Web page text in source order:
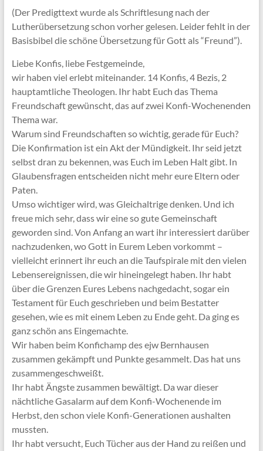
(Der Predigttext wurde als Schriftlesung nach der
Lutherübersetzung schon vorher gelesen. Leider fehlt in der
Basisbibel die schöne Übersetzung für Gott als “Freund”).
Liebe Konfis, liebe Festgemeinde,
wir haben viel erlebt miteinander. 14 Konfis, 4 Bezis, 2
hauptamtliche Theologen. Ihr habt Euch das Thema
Freundschaft gewünscht, das auf zwei Konfi-Wochenenden
Thema war.
Warum sind Freundschaften so wichtig, gerade für Euch?
Die Konfirmation ist ein Akt der Mündigkeit. Ihr seid jetzt
selbst dran zu bekennen, was Euch im Leben Halt gibt. In
Glaubensfragen entscheiden nicht mehr eure Eltern oder
Paten.
Umso wichtiger wird, was Gleichaltrige denken. Und ich
freue mich sehr, dass wir eine so gute Gemeinschaft
geworden sind. Von Anfang an wart ihr interessiert darüber
nachzudenken, wo Gott in Eurem Leben vorkommt –
vielleicht erinnert ihr euch an die Taufspirale mit den vielen
Lebensereignissen, die wir hineingelegt haben. Ihr habt
über die Grenzen Eures Lebens nachgedacht, sogar ein
Testament für Euch geschrieben und beim Bestatter
gesehen, wie es mit einem Leben zu Ende geht. Da ging es
ganz schön ans Eingemachte.
Wir haben beim Konfichamp des ejw Bernhausen
zusammen gekämpft und Punkte gesammelt. Das hat uns
zusammengeschweißt.
Ihr habt Ängste zusammen bewältigt. Da war dieser
nächtliche Gasalarm auf dem Konfi-Wochenende im
Herbst, den schon viele Konfi-Generationen aushalten
mussten.
Ihr habt versucht, Euch Tücher aus der Hand zu reißen und